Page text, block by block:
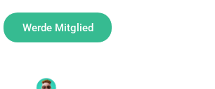
Werde Mitglied